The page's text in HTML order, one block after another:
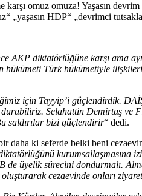
karşı omuz omuza! Yaşasın
„yaşasın HDP“ „devrimci
AKP diktatörlüğüne karşı ama
hükümeti Türk hükümetiyle
için Tayyip’i güçlendirdik.
Selahattin Demirtaş ve
saldırılar bizi güçlendirir“ dedi.
daha ki seferde belki beni
kurumsallaşmasına
üyelik sürecini dondurmalı.
cezaevinde onları